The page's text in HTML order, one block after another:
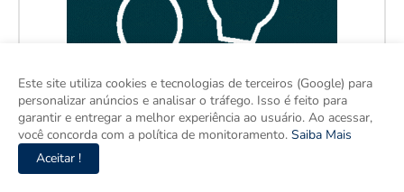
Este site utiliza cookies e tecnologias de terceiros (Google) para
personalizar anúncios e analisar o tráfego. Isso é feito para
garantir e entregar a melhor experiência ao usuário. Ao acessar,
você concorda com a política de monitoramento. Saiba Mais
Aceitar !